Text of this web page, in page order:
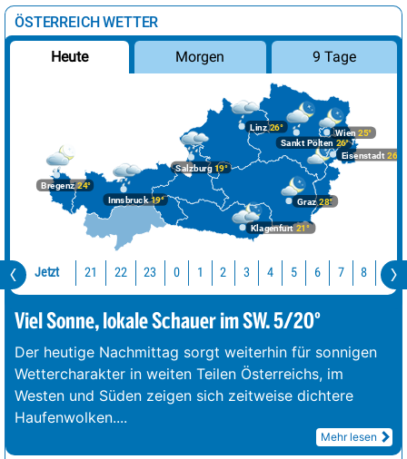
ÖSTERREICH WETTER
Heute Morgen 9 Tage
Bregenz24°
Graz28°
Innsbruck19°
Klagenfurt 21°
Linz26°
Salzburg19°
Wien 25°
Eisenstadt 26°
Sankt Pölten 26°
Jetzt 21 22 23 0 1 2 3 4 5 6 7 8
Viel Sonne, lokale Schauer im SW. 5/20°
Der heutige Nachmittag sorgt weiterhin für sonnigen
Wettercharakter in weiten Teilen Österreichs, im
Westen und Süden zeigen sich zeitweise dichtere
Haufenwolken....
Mehr lesen